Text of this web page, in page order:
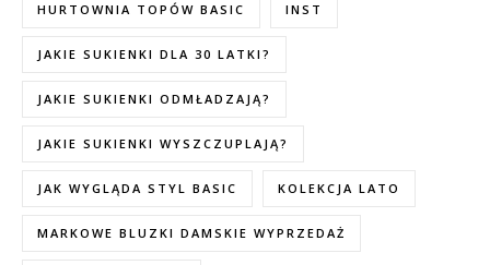
HURTOWNIA TOPÓW BASIC INST
JAKIE SUKIENKI DLA 30 LATKI?
JAKIE SUKIENKI ODMŁADZAJĄ?
JAKIE SUKIENKI WYSZCZUPLAJĄ?
JAK WYGLĄDA STYL BASIC KOLEKCJA LATO
MARKOWE BLUZKI DAMSKIE WYPRZEDAŻ